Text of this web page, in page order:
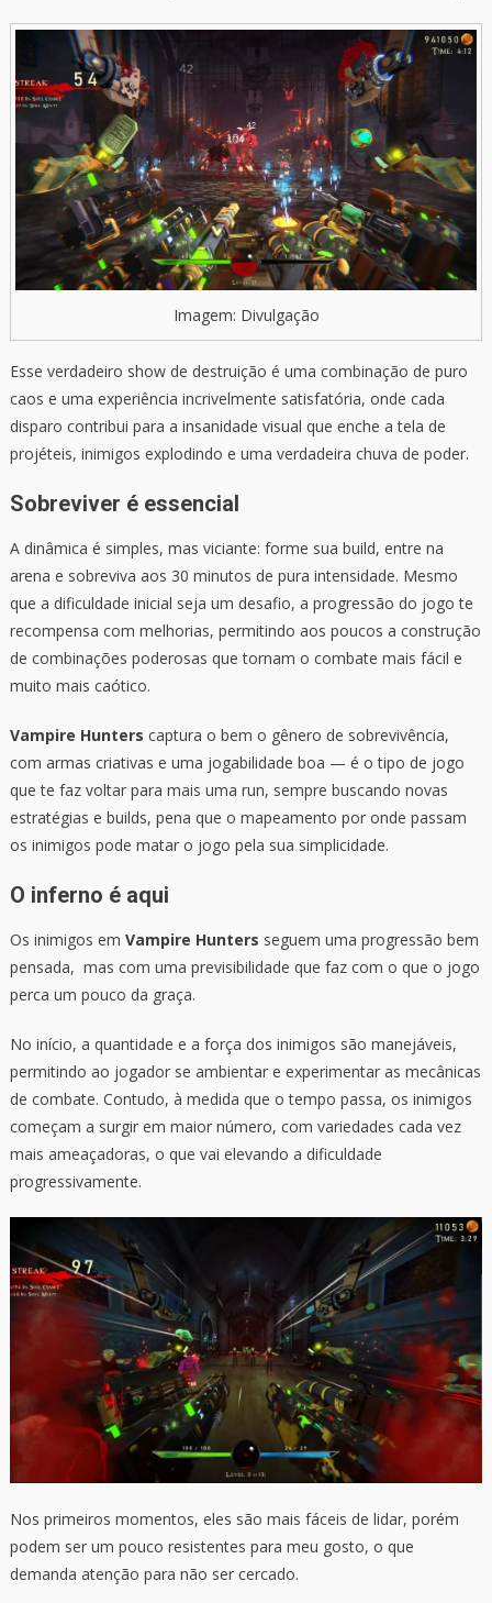
Imagem: Divulgação
Esse verdadeiro show de destruição é uma combinação de puro
caos e uma experiência incrivelmente satisfatória, onde cada
disparo contribui para a insanidade visual que enche a tela de
projéteis, inimigos explodindo e uma verdadeira chuva de poder.
Sobreviver é essencial
A dinâmica é simples, mas viciante: forme sua build, entre na
arena e sobreviva aos 30 minutos de pura intensidade. Mesmo
que a dificuldade inicial seja um desafio, a progressão do jogo te
recompensa com melhorias, permitindo aos poucos a construção
de combinações poderosas que tornam o combate mais fácil e
muito mais caótico.
Vampire Hunters captura o bem o gênero de sobrevivência,
com armas criativas e uma jogabilidade boa — é o tipo de jogo
que te faz voltar para mais uma run, sempre buscando novas
estratégias e builds, pena que o mapeamento por onde passam
os inimigos pode matar o jogo pela sua simplicidade.
O inferno é aqui
Os inimigos em Vampire Hunters seguem uma progressão bem
pensada, mas com uma previsibilidade que faz com o que o jogo
perca um pouco da graça.
No início, a quantidade e a força dos inimigos são manejáveis,
permitindo ao jogador se ambientar e experimentar as mecânicas
de combate. Contudo, à medida que o tempo passa, os inimigos
começam a surgir em maior número, com variedades cada vez
mais ameaçadoras, o que vai elevando a dificuldade
progressivamente.
Nos primeiros momentos, eles são mais fáceis de lidar, porém
podem ser um pouco resistentes para meu gosto, o que
demanda atenção para não ser cercado.